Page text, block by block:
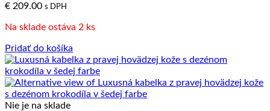
€ 209.00 s DPH
Na sklade ostáva 2 ks
Pridať do košíka
Nie je na sklade